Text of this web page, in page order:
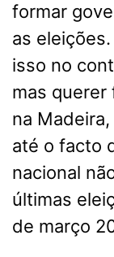
formar
as
isso no
mas querer
na
até o facto
nacional
últimas
de março